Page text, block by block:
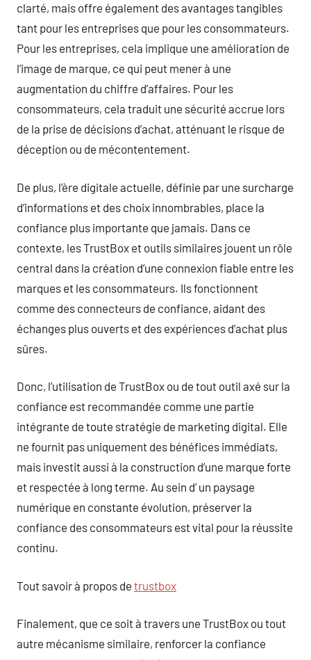
clarté, mais offre également des avantages tangibles
tant pour les entreprises que pour les consommateurs.
Pour les entreprises, cela implique une amélioration de
l’image de marque, ce qui peut mener à une
augmentation du chiffre d’affaires. Pour les
consommateurs, cela traduit une sécurité accrue lors
de la prise de décisions d’achat, atténuant le risque de
déception ou de mécontentement.
De plus, l’ère digitale actuelle, définie par une surcharge
d’informations et des choix innombrables, place la
confiance plus importante que jamais. Dans ce
contexte, les TrustBox et outils similaires jouent un rôle
central dans la création d’une connexion fiable entre les
marques et les consommateurs. Ils fonctionnent
comme des connecteurs de confiance, aidant des
échanges plus ouverts et des expériences d’achat plus
sûres.
Donc, l’utilisation de TrustBox ou de tout outil axé sur la
confiance est recommandée comme une partie
intégrante de toute stratégie de marketing digital. Elle
ne fournit pas uniquement des bénéfices immédiats,
mais investit aussi à la construction d’une marque forte
et respectée à long terme. Au sein d’ un paysage
numérique en constante évolution, préserver la
confiance des consommateurs est vital pour la réussite
continu.
Tout savoir à propos de trustbox
Finalement, que ce soit à travers une TrustBox ou tout
autre mécanisme similaire, renforcer la confiance